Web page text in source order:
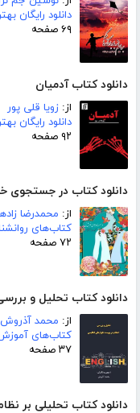
دانلود رایگان
۶۹ صفحه
دانلود کتاب آدمیان
از: زویا قلی پور
دانلود رایگان
۹۲ صفحه
دانلود کتاب در
از: محمدرضا
کتاب‌های
۷۲ صفحه
دانلود کتاب تحلیل و
از: محمد آذروش
کتاب‌های
۳۷ صفحه
دانلود کتاب تحلیلی بر